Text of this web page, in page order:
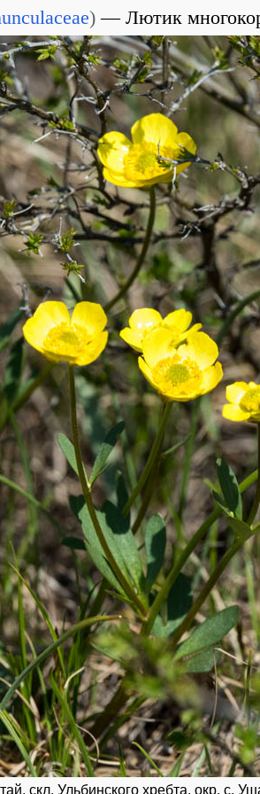
) Лютик
скл. Ульбинского хребта, окр. с.